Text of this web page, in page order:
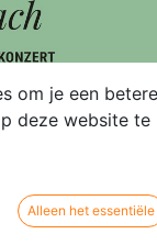
om je een betere
deze website te
Alleen het essentiële